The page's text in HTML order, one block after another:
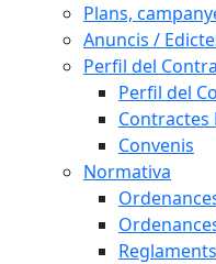
Plans,
Anuncis /
Perfil del
Perfil del
Contractes
Convenis
Normativa
Reglaments